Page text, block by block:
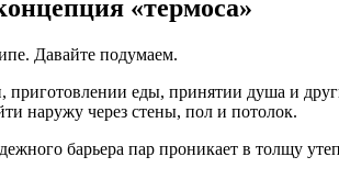
«термоса»
Давайте подумаем.
еды, принятии душа и
наружу через стены, пол и потолок.
барьера пар проникает в толщу